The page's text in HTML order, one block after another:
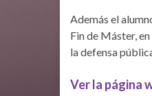
Además el
Fin de Máster,
la defensa
Ver la página